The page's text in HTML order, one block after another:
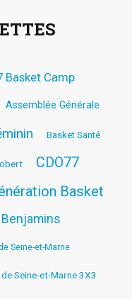
Basket Camp
Assemblée Générale
Basket Santé
CDO77
Basket
Seine-et-Marne
Seine-et-Marne 3X3